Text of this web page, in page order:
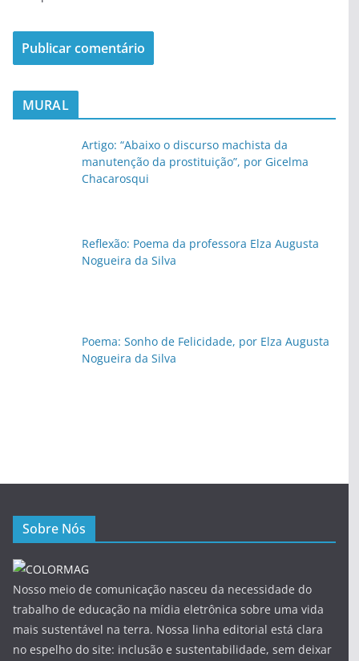
MURAL
Artigo: “Abaixo o discurso machista da
manutenção da prostituição”, por Gicelma
Chacarosqui
Reflexão: Poema da professora Elza Augusta
Nogueira da Silva
Poema: Sonho de Felicidade, por Elza Augusta
Nogueira da Silva
Sobre Nós
Nosso meio de comunicação nasceu da necessidade do
trabalho de educação na mídia eletrônica sobre uma vida
mais sustentável na terra. Nossa linha editorial está clara
no espelho do site: inclusão e sustentabilidade, sem deixar